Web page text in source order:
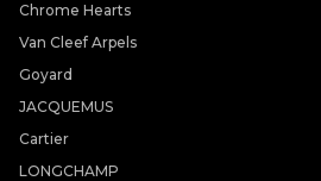
Chrome Hearts
Van Cleef Arpels
Goyard
JACQUEMUS
Cartier
LONGCHAMP